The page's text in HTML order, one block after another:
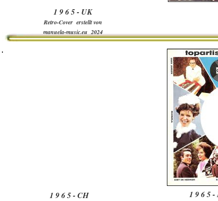
1 9 6 5
1 9 6 5 - CH
1 9 6 5 - UK
Retro-Cover erstellt von
manuela-music.eu 2024